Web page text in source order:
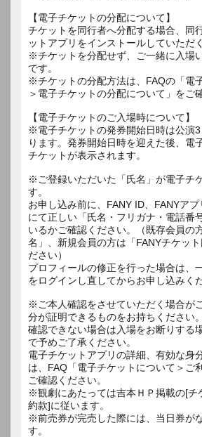
【電子チケットの分配について】
チケットを同行者へ分配する場合、同
ットアプリをインストールしていただ
※チケットを分配せず、ご一緒に入場
です。
※チケットの分配方法は、FAQの「電
＞電子チケットの分配について」をご
【電子チケットのご入場時について】
※電子チケットの発券開始日時は公演
ります。発券開始日時を迎えた後、電
チケットが表示されます。
※ご登録いただいた「氏名」が電子チ
す。
お申し込み前に、FANY ID、FANYア
にて正しい「氏名・フリガナ・電話番
いるかご確認ください。（既存会員の
名」、新規会員の方は「FANYチケット
ださい）
プロフィールの修正を行った場合は、
をログインし直してからお申し込みく
※ご本人確認をさせていただく場合が
分が証明できるものをお持ちください。
確認できない場合は入場をお断りする
で予めご了承ください。
電子チケットアプリの詳細、有効な身
は、FAQ「電子チケットについて＞ご
ご確認ください。
※観劇にあたっては吉本ＨＰ掲載の[チ
約款]に従います。
※前売券が完売した際には、当日券が
す。